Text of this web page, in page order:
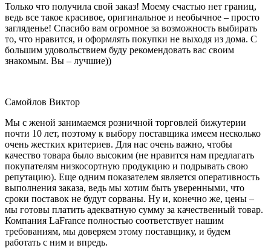
Только что получила свой заказ! Моему счастью нет границ,
ведь все такое красивое, оригинальное и необычное – просто
загляденье! Спасибо вам огромное за возможность выбирать
то, что нравится, и оформлять покупки не выходя из дома. С
большим удовольствием буду рекомендовать вас своим
знакомым. Вы – лучшие))
Самойлов Виктор
Мы с женой занимаемся розничной торговлей бижутерии
почти 10 лет, поэтому к выбору поставщика имеем несколько
очень жестких критериев. Для нас очень важно, чтобы
качество товара было высоким (не нравится нам предлагать
покупателям низкосортную продукцию и подрывать свою
репутацию). Еще одним показателем является оперативность
выполнения заказа, ведь мы хотим быть уверенными, что
сроки поставок не будут сорваны. Ну и, конечно же, цены –
мы готовы платить адекватную сумму за качественный товар.
Компания LaFrance полностью соответствует нашим
требованиям, мы доверяем этому поставщику, и будем
работать с ним и впредь.